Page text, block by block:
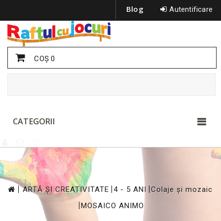
Autentificare
Blog
COŞ0
CATEGORII
>
ARTĂ ȘI CREATIVITATE 4 - 5 ANI Colaje și mozaic
>
MOSAICO ANIMO